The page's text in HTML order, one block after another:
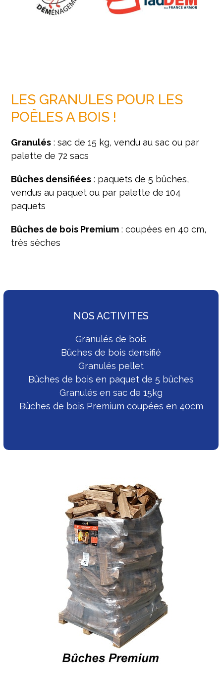
LES GRANULES POUR LES
POÊLES A BOIS !
Granulés : sac de 15 kg, vendu au sac ou par
palette de 72 sacs
Bûches densifiées : paquets de 5 bûches,
vendus au paquet ou par palette de 104
paquets
Bûches de bois Premium : coupées en 40 cm,
très sèches
NOS ACTIVITES
Granulés de bois
Bûches de bois densifié
Granulés pellet
Bûches de bois en paquet de 5 bûches
Granulés en sac de 15kg
Bûches de bois Premium coupées en 40cm